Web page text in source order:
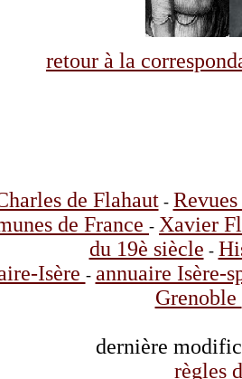
retour à la
de Flahaut-
de France - Xavier
du 19è siècle -
Isère - annuaire Isère-
Grenoble
dernière
règles